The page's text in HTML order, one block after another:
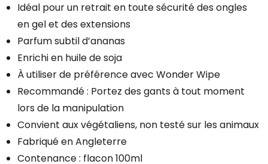
Idéal pour un retrait en toute sécurité des ongles
en gel et des extensions
Parfum subtil d’ananas
Enrichi en huile de soja
À utiliser de préférence avec Wonder Wipe
Recommandé : Portez des gants à tout moment
lors de la manipulation
Convient aux végétaliens, non testé sur les animaux
Fabriqué en Angleterre
Contenance : flacon 100ml